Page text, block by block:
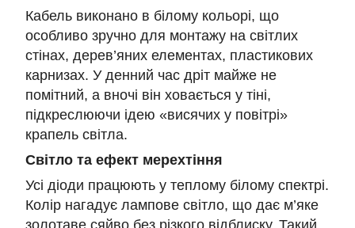
Кабель виконано в білому кольорі, що
особливо зручно для монтажу на світлих
стінах, дерев’яних елементах, пластикових
карнизах. У денний час дріт майже не
помітний, а вночі він ховається у тіні,
підкреслюючи ідею «висячих у повітрі»
крапель світла.
Світло та ефект мерехтіння
Усi діоди працюють у теплому білому спектрі.
Колір нагадує лампове світло, що дає м’яке
золотаве сяйво без різкого відблиску. Такий